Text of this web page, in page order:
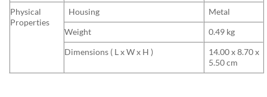
Physical
Properties
Housing
Metal
Weight
0.49 kg
Dimensions ( L x W x H )
14.00 x 8.70 x
5.50 cm